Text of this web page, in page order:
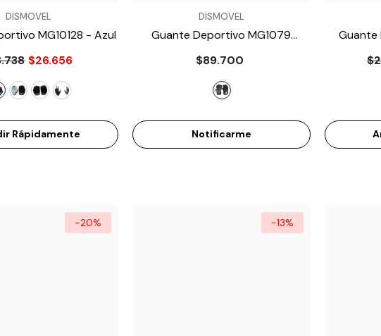
DISMOVEL
MG10128 - Azul
$26.656
Rápidamente
DISMOVEL
Guante Deportivo MG1079
$89.700
Notificarme
Guante
-20% -13%